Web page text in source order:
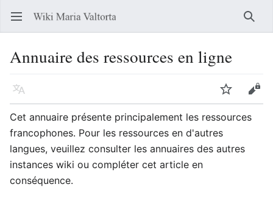
Ouvrir le menu principal
Annuaire des ressources en ligne
Langue Suivre
Cet annuaire présente principalement les ressources
francophones. Pour les ressources en d'autres
langues, veuillez consulter les annuaires des autres
instances wiki ou compléter cet article en
conséquence.